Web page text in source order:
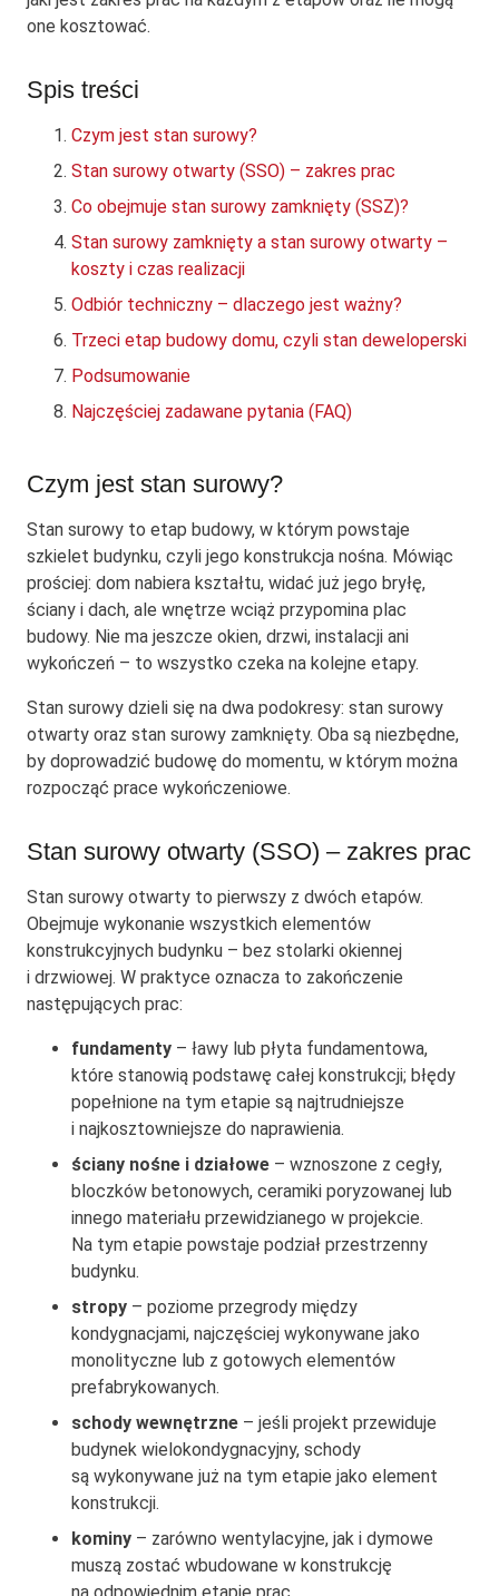
one kosztować.
Spis treści
Czym jest stan surowy?
Stan surowy otwarty (SSO) – zakres prac
Co obejmuje stan surowy zamknięty (SSZ)?
Stan surowy zamknięty a stan surowy otwarty –
koszty i czas realizacji
Odbiór techniczny – dlaczego jest ważny?
Trzeci etap budowy domu, czyli stan deweloperski
Podsumowanie
Najczęściej zadawane pytania (FAQ)
Czym jest stan surowy?
Stan surowy to etap budowy, w którym powstaje
szkielet budynku, czyli jego konstrukcja nośna. Mówiąc
prościej: dom nabiera kształtu, widać już jego bryłę,
ściany i dach, ale wnętrze wciąż przypomina plac
budowy. Nie ma jeszcze okien, drzwi, instalacji ani
wykończeń – to wszystko czeka na kolejne etapy.
Stan surowy dzieli się na dwa podokresy: stan surowy
otwarty oraz stan surowy zamknięty. Oba są niezbędne,
by doprowadzić budowę do momentu, w którym można
rozpocząć prace wykończeniowe.
Stan surowy otwarty (SSO) – zakres prac
Stan surowy otwarty to pierwszy z dwóch etapów.
Obejmuje wykonanie wszystkich elementów
konstrukcyjnych budynku – bez stolarki okiennej
i drzwiowej. W praktyce oznacza to zakończenie
następujących prac:
fundamenty – ławy lub płyta fundamentowa,
które stanowią podstawę całej konstrukcji; błędy
popełnione na tym etapie są najtrudniejsze
i najkosztowniejsze do naprawienia.
ściany nośne i działowe – wznoszone z cegły,
bloczków betonowych, ceramiki poryzowanej lub
innego materiału przewidzianego w projekcie.
Na tym etapie powstaje podział przestrzenny
budynku.
stropy – poziome przegrody między
kondygnacjami, najczęściej wykonywane jako
monolityczne lub z gotowych elementów
prefabrykowanych.
schody wewnętrzne – jeśli projekt przewiduje
budynek wielokondygnacyjny, schody
są wykonywane już na tym etapie jako element
konstrukcji.
kominy – zarówno wentylacyjne, jak i dymowe
muszą zostać wbudowane w konstrukcję